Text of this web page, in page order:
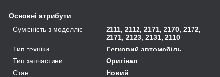
Основні атрибути
Сумісність з моделлю
2111, 2112, 2171, 2170, 2172,
2171, 2123, 2131, 2110
Тип техніки
Легковий автомобіль
Тип запчастини
Оригінал
Стан
Новий